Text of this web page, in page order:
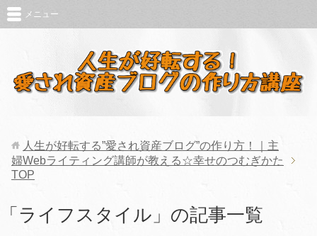
メニュー
人生が好転する”愛され資産ブログ”の作り方！｜主
婦Webライティング講師が教える☆幸せのつむぎかた
TOP
「ライフスタイル」の記事一覧